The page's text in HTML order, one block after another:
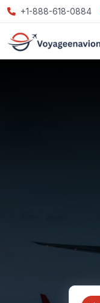
+1-888-618-0884